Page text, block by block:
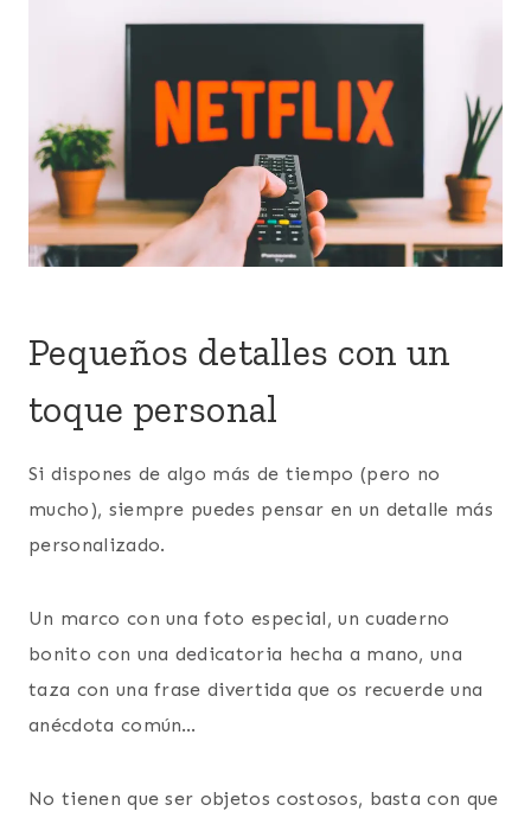
Pequeños detalles con un
toque personal
Si dispones de algo más de tiempo (pero no
mucho), siempre puedes pensar en un detalle más
personalizado.
Un marco con una foto especial, un cuaderno
bonito con una dedicatoria hecha a mano, una
taza con una frase divertida que os recuerde una
anécdota común…
No tienen que ser objetos costosos, basta con que